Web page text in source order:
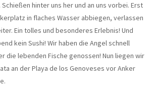
hinter uns her und an uns vorbei. Erst
in flaches Wasser abbiegen, verlassen
Ein tolles und besonderes Erlebnis! Und
kein Sushi! Wir haben die Angel schnell
die lebenden Fische genossen! Nun liegen wir
an der Playa de los Genoveses vor Anker